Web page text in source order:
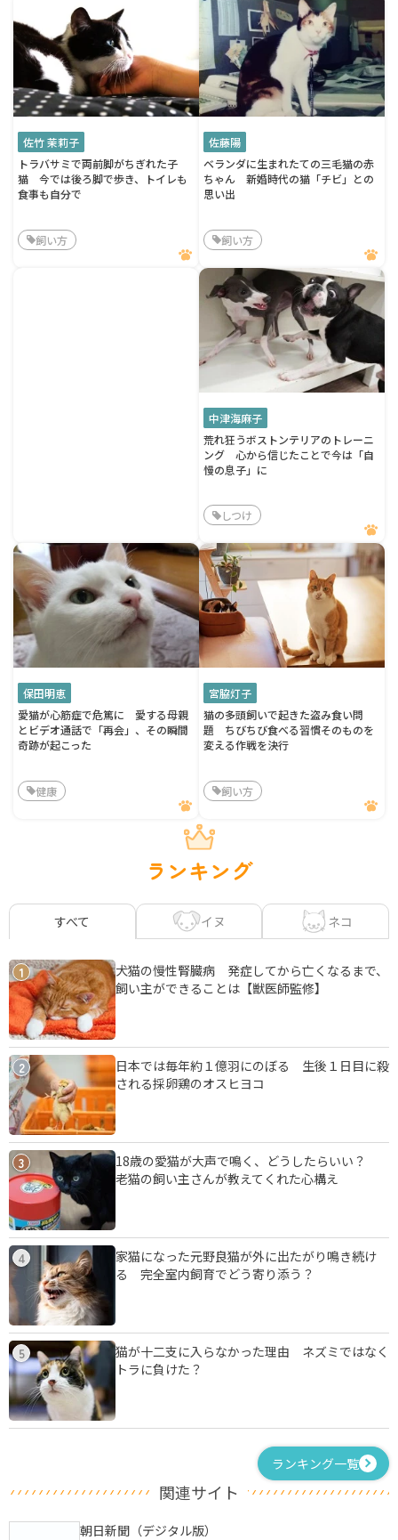
佐竹 茉莉子
トラバサミで両前脚がちぎれた子
猫 今では後ろ脚で歩き、トイレも
食事も自分で
飼い方
佐藤陽
ベランダに生まれたての三毛猫の赤
ちゃん 新婚時代の猫「チビ」との
思い出
飼い方
中津海麻子
荒れ狂うボストンテリアのトレーニ
ング 心から信じたことで今は「自
慢の息子」に
しつけ
保田明恵
愛猫が心筋症で危篤に 愛する母親
とビデオ通話で「再会」、その瞬間
奇跡が起こった
健康
宮脇灯子
猫の多頭飼いで起きた盗み食い問
題 ちびちび食べる習慣そのものを
変える作戦を決行
飼い方
ランキング
すべて イヌ ネコ
1
犬猫の慢性腎臓病 発症してから亡くなるまで、
飼い主ができることは【獣医師監修】
2
日本では毎年約１億羽にのぼる 生後１日目に殺
される採卵鶏のオスヒヨコ
3
18歳の愛猫が大声で鳴く、どうしたらいい？
老猫の飼い主さんが教えてくれた心構え
4
家猫になった元野良猫が外に出たがり鳴き続け
る 完全室内飼育でどう寄り添う？
5
猫が十二支に入らなかった理由 ネズミではなく
トラに負けた？
ランキング一覧
関連サイト
朝日新聞（デジタル版）